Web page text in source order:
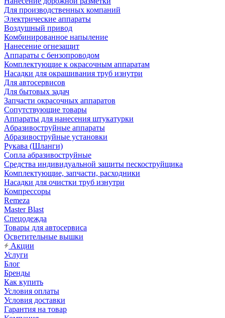
Для производственных компаний
Электрические аппараты
Воздушный привод
Комбинированное напыление
Нанесение огнезащит
Аппараты с бензопроводом
Комплектующие к окрасочным аппаратам
Насадки для окрашивания труб изнутри
Для автосервисов
Для бытовых задач
Запчасти окрасочных аппаратов
Сопутствующие товары
Аппараты для нанесения штукатурки
Aбразивоструйные аппараты
Абразивоструйные установки
Рукава (Шланги)
Сопла абразивоструйные
Средства индивидуальной защиты пескоструйщика
Комплектующие, запчасти, расходники
Насадки для очистки труб изнутри
Компрессоры
Remeza
Master Blast
Спецодежда
Товары для автосервиса
Осветительные вышки
Акции
Услуги
Блог
Бренды
Как купить
Условия оплаты
Условия доставки
Гарантия на товар